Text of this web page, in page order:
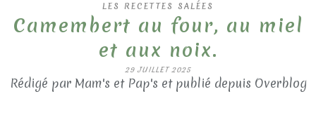
LES RECETTES SALÉES
Camembert au four, au miel
et aux noix.
29 JUILLET 2025
Rédigé par Mam's et Pap's et publié depuis Overblog